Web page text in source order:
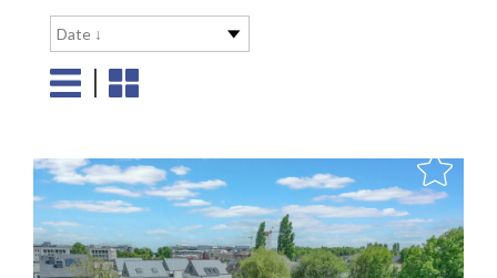
Date ↓